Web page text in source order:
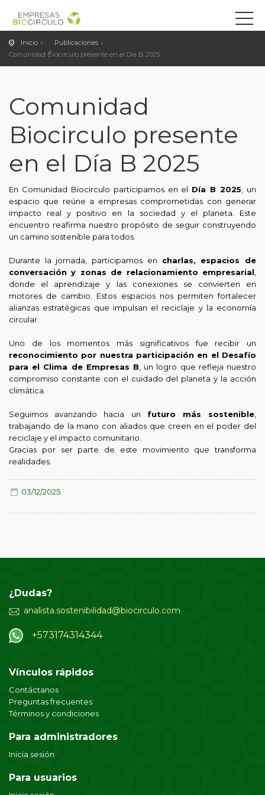
Inicio
Publicaciones
Comunidad Biocirculo presente en el Día B 2025
Comunidad
Biocirculo presente
en el Día B 2025
En Comunidad Biocirculo participamos en el Día B 2025 , un
espacio que reúne a empresas comprometidas con generar
impacto real y positivo en la sociedad y el planeta. Este
encuentro reafirma nuestro propósito de seguir construyendo
un camino sostenible para todos.
Durante la jornada, participamos en charlas, espacios de
conversación y zonas de relacionamiento empresarial
donde el aprendizaje y las conexiones se convierten en
motores de cambio. Estos espacios nos permiten fortalecer
alianzas estratégicas que impulsan el reciclaje y la economía
circular.
Uno de los momentos más significativos fue recibir un
reconocimiento por nuestra participación en el Desafío
para el Clima de Empresas B , un logro que refleja nuestro
compromiso constante con el cuidado del planeta y la acción
climática.
Seguimos avanzando hacia un futuro más sostenible
trabajando de la mano con aliados que creen en el poder del
reciclaje y el impacto comunitario.
Gracias por ser parte de este movimiento que transforma
realidades.
03/12/2025
¿Dudas?
analista.sostenibilidad@biocirculo.com
+573174314344
Vínculos rápidos
Contáctanos
Preguntas frecuentes
Términos y condiciones
Para administradores
Inicia sesión
Para usuarios